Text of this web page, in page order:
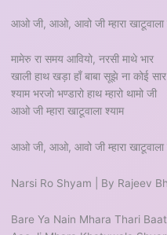
आओ जी, आओ, आवो जी म्हारा खाटूवाला
मामेरु रा समय आवियो, नरसी माथे भार
खाली हाथ खड़ा हाँ बाबा सूझे ना कोई सार
श्याम भरजो भण्डारो हाथ म्हारो थामो जी
आओ जी म्हारा खाटूवाला श्याम
आओ जी, आओ, आवो जी म्हारा खाटूवाला
Narsi Ro Shyam | By Rajeev
Bare Ya Nain Mhara Thari